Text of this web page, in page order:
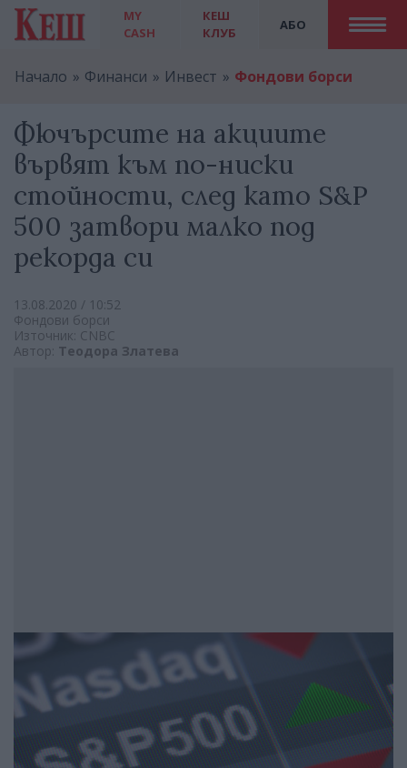
MY
CASH
АБО
КЕШ
КЛУБ
Начало Финанси Инвест Фондови борси
Фючърсите на акциите
вървят към по-ниски
стойности, след като S&P
500 затвори малко под
рекорда си
13.08.2020 / 10:52
Фондови борси
Източник: CNBC
Автор: Теодора Златева